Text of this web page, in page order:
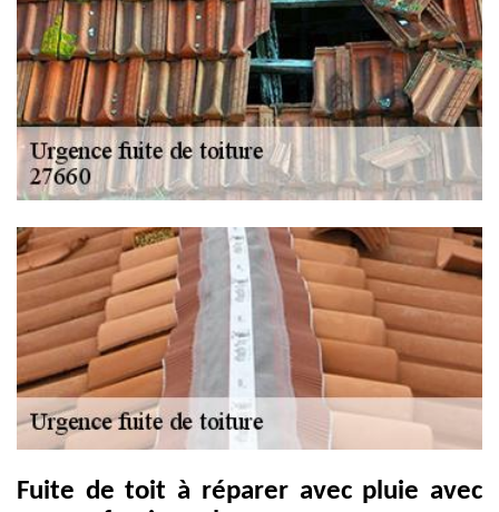
Fuite de toit à réparer avec pluie avec